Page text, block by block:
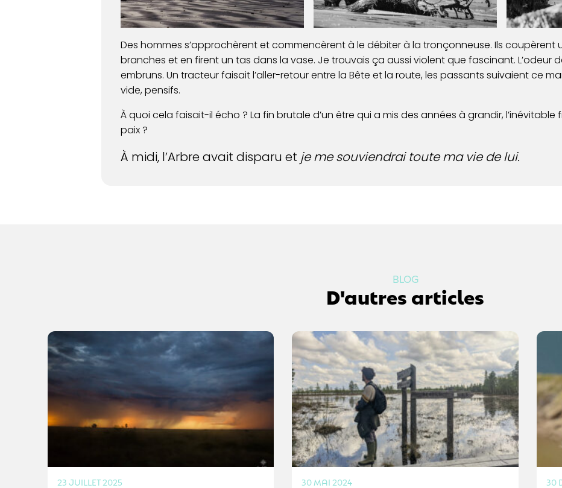
Des hommes s’approchèrent et commencèrent à le débiter à la tronçonneuse. Ils coupèrent
branches et en firent un tas dans la vase. Je trouvais ça aussi violent que fascinant. L’odeur
embruns. Un tracteur faisait l’aller-retour entre la Bête et la route, les passants suivaient ce
vide, pensifs.
À quoi cela faisait-il écho ? La fin brutale d’un être qui a mis des années à grandir,
paix ?
À midi, l’Arbre avait disparu et je me souviendrai toute ma vie de lui.
BLOG
D'autres articles
23 JUILLET 2025 30 MAI 2024 30